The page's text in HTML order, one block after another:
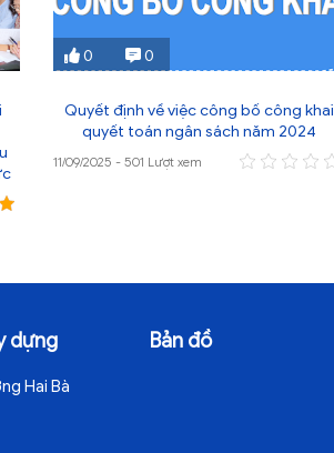
0 0
Quyết định về việc công bố công khai
quyết toán ngân sách năm 2024
11/09/2025 - 501 Lượt xem
dựng
Hai Bà
Bản đồ